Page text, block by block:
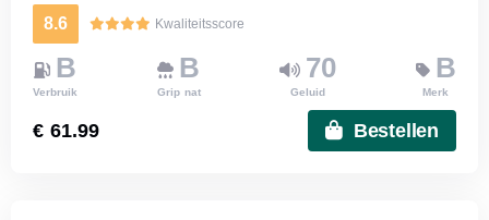
8.6 Kwaliteitsscore
B
Verbruik
B
Grip nat
70
Geluid
B
Merk
€ 61.99 Bestellen